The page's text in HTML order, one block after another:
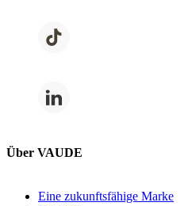
Über VAUDE
Eine zukunftsfähige Marke